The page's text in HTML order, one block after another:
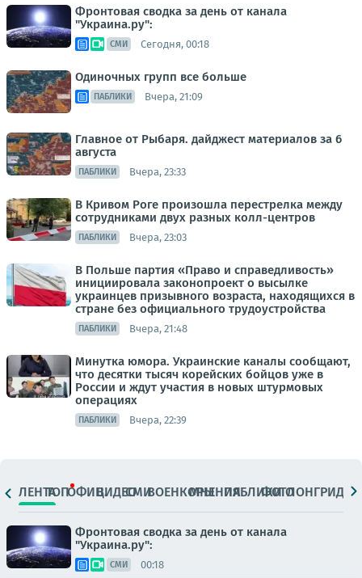
Фронтовая сводка за день от канала
"Украина.ру":
СМИ Сегодня, 00:18
Одиночных групп все больше
ПАБЛИКИ Вчера, 21:09
Главное от Рыбаря. дайджест материалов за 6
августа
ПАБЛИКИ Вчера, 23:33
В Кривом Роге произошла перестрелка между
сотрудниками двух разных колл-центров
ПАБЛИКИ Вчера, 23:03
В Польше партия «Право и справедливость»
инициировала законопроект о высылке
украинцев призывного возраста, находящихся в
стране без официального трудоустройства
ПАБЛИКИ Вчера, 21:48
Минутка юмора. Украинские каналы сообщают,
что десятки тысяч корейских бойцов уже в
России и ждут участия в новых штурмовых
операциях
ПАБЛИКИ Вчера, 22:39
ЛЕНТАТОПОФИЦ.ВИДЕОСМИВОЕНКОРЫМНЕНИЯПАБЛИКИ
ФОТОЛОНГРИДЫ
Фронтовая сводка за день от канала
"Украина.ру":
СМИ 00:18